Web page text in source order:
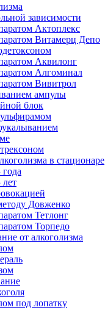
зависимости
Актоплекс
Витамерц Депо
Аквилонг
Алгоминал
Вивитрол
ампулы
блок
в стационаре
Довженко
Тетлонг
Торпедо
от алкоголизма
под лопатку